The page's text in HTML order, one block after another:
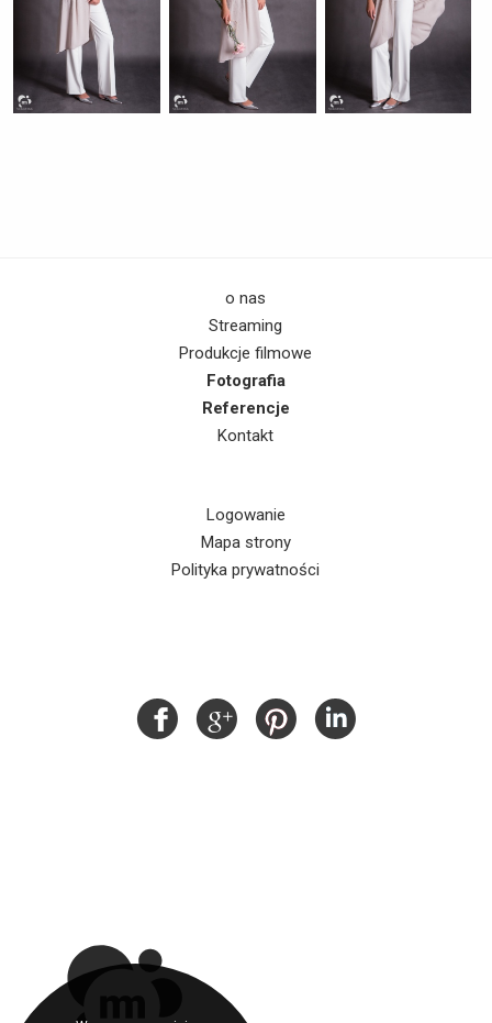
o nas
Streaming
Produkcje filmowe
Fotografia
Referencje
Kontakt
Logowanie
Mapa strony
Polityka prywatności